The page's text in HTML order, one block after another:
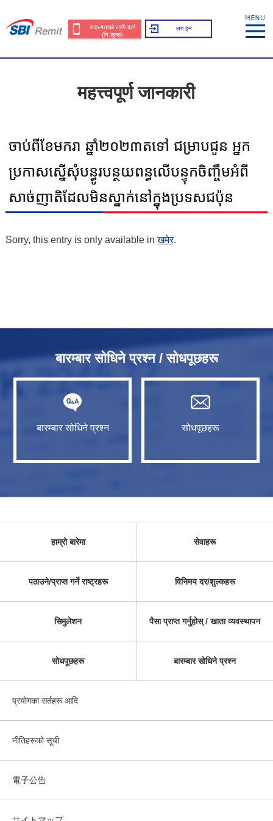
सदस्यताको लागि दर्ता
(नि:शुल्क)
लग इन
महत्त्वपूर्ण जानकारी
ចាប់ពីខែមករា ឆ្នាំ២០២៣តទៅ ជម្រាបជូន អ្នក
ប្រកាសស្នើសុំបន្ធូរបន្ថយពន្ធលើបន្ទុកចិញ្ចឹមអំពី
សាច់ញាតិដែលមិនស្នាក់នៅក្នុងប្រទសជប៉ុន
Sorry, this entry is only available inखमेर.
बारम्बार सोधिने प्रश्न / सोधपूछहरू
बारम्बार सोधिने प्रश्न सोधपूछहरू
हाम्रो बारेमा सेवाहरू
पठाउने/प्राप्त गर्ने राष्ट्रहरू विनिमय दर/शुल्कहरू
सिमुलेशन पैसा प्राप्त गर्नुहोस् / खाता व्यवस्थापन
सोधपूछहरू बारम्बार सोधिने प्रश्न
प्रयोगका सर्तहरू आदि
नीतिहरूको सूची
電子公告